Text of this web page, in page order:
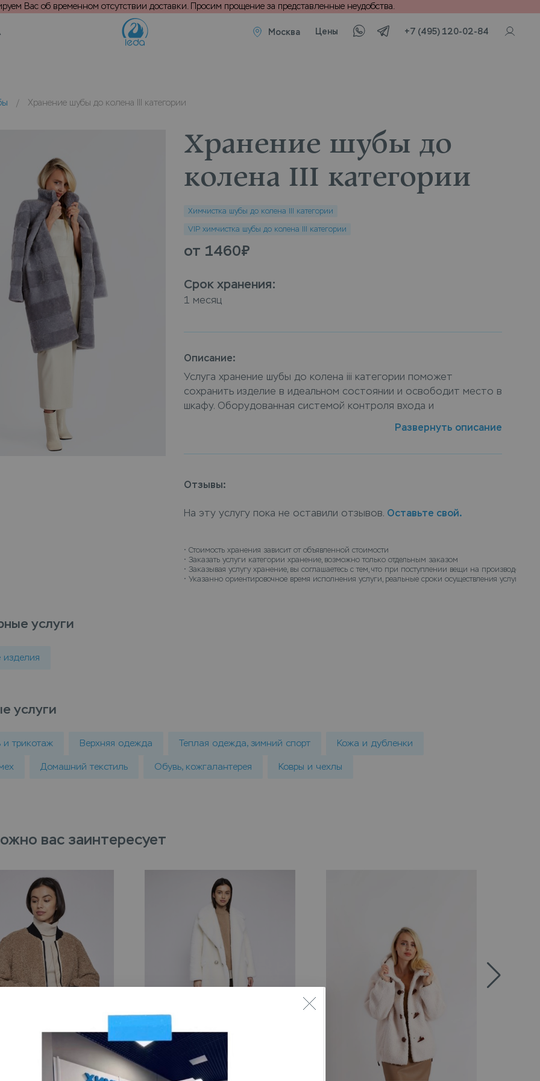
Вас об временном отсутствии доставки. Просим прощение за представленные неудобства.
Москва Цены +7 (495) 120-02-84
/ Хранение шубы до колена III категории
Хранение шубы до
колена III категории
Химчистка шубы до колена III категории
VIP химчистка шубы до колена III категории
от 1460₽
Срок хранения:
1 месяц
Описание:
Услуга хранение шубы до колена iii категории поможет
сохранить изделие в идеальном состоянии и освободит место в
шкафу. Оборудованная системой контроля входа и
безопасность вещей. Для хранения меховых изделий мы
поддерживать красоту и жизнь меха. Сдать шуба до колена iii
закажите услугу хранение шубы до колена iii категории с
доставкой на дом, курьер заберет вещи, а по окончанию срока
Развернуть описание
Отзывы:
На эту услугу пока не оставили отзывов. Оставьте свой.
• Стоимость хранения зависит от объявленной стоимости
• Заказать услуги категории хранение, возможно только отдельным заказом
• Заказывая услугу хранение, вы соглашаетесь с тем, что при поступлении вещи на
• Указанно ориентировочное время исполнения услуги, реальные сроки осуществления услуги
услуги
услуги
и трикотаж Верхняя одежда Теплая одежда, зимний спорт Кожа и дубленки
Домашний текстиль Обувь, кожгалантерея Ковры и чехлы
вас заинтересует